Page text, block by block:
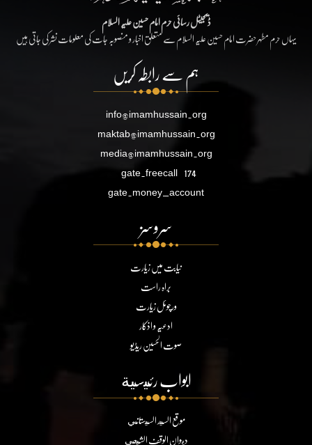
ڈیجیٹل رسائی حرم امام حسین علیہ السلام
یہاں حرم مطہر حضرت امام حسین علیہ السلام سے متعلق اخبار و منصوبہ جات کی معلومات نشر کی جاتی ہیں
ہم سے رابطہ کریں
info@imamhussain.org
maktab@imamhussain.org
media@imamhussain.org
gate.freecall 174
gate.money_account
سروسز
نیابت میں زیارت
براہ راست
ورچوئل زیارت
ادعیہ و اذکار
صوت الحسین ریڈیو
ابواب رئيسية
موقع السيد السيستاني
ديوان الوقف الشيعي